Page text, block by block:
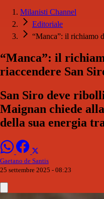
Milanisti Channel
Editoriale
“Manca”: il richiamo
“Manca”: il
riaccendere San
San Siro deve
Maignan chiede
della sua energia
Gaetano de Santis
25 settembre 2025 - 08:23